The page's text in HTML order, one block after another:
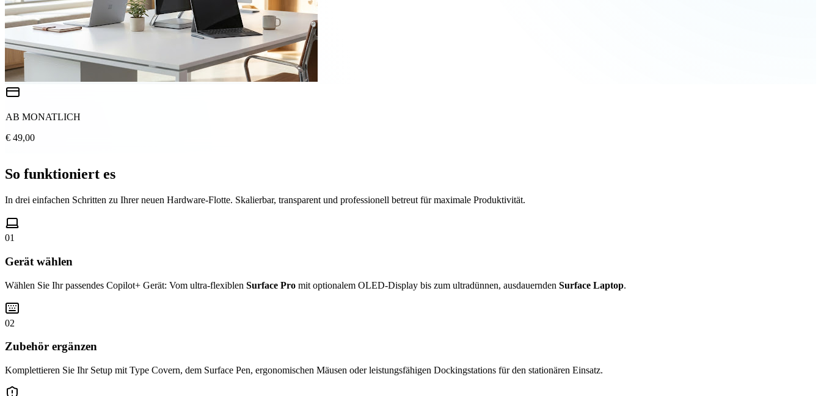
AB MONATLICH
€ 49,00
So funktioniert es
In drei einfachen Schritten zu Ihrer neuen Hardware-Flotte. Skalierbar, transparent und professionell betreut für maximale Produktivität.
01
Gerät wählen
Wählen Sie Ihr passendes Copilot+ Gerät: Vom ultra-flexiblen Surface Pro mit optionalem OLED-Display bis zum ultradünnen, ausdauernden Surface Laptop.
02
Zubehör ergänzen
Komplettieren Sie Ihr Setup mit Type Covern, dem Surface Pen, ergonomischen Mäusen oder leistungsfähigen Dockingstations für den stationären Einsatz.